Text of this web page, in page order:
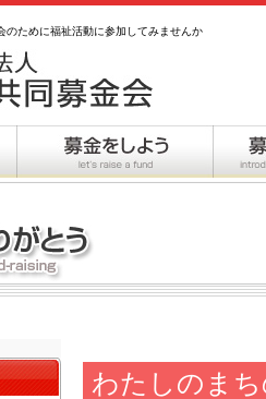
のために福祉活動に参加してみませんか
わたしのま